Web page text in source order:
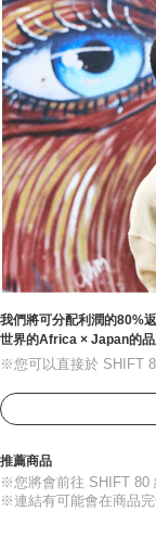
我們將可分配利潤的80%
世界的Africa × Japan的品
※您可以直接於 SHIFT
推薦商品
※您將會前往 SHIFT 80
※連結有可能會在商品完